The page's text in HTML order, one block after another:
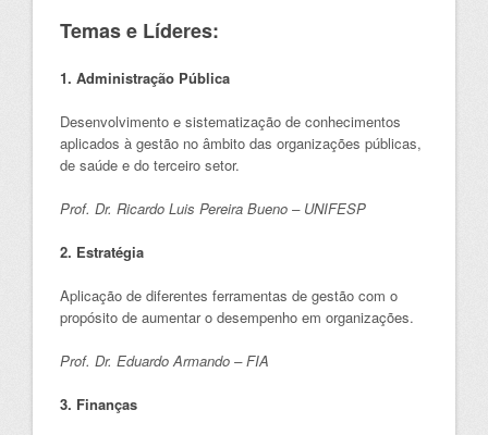
Temas e Líderes:
1. Administração Pública
Desenvolvimento e sistematização de conhecimentos
aplicados à gestão no âmbito das organizações públicas,
de saúde e do terceiro setor.
Prof. Dr. Ricardo Luis Pereira Bueno – UNIFESP
2. Estratégia
Aplicação de diferentes ferramentas de gestão com o
propósito de aumentar o desempenho em organizações.
Prof. Dr. Eduardo Armando – FIA
3. Finanças